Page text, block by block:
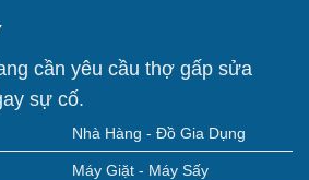
cần yêu cầu thợ gấp sửa
sự cố.
Nhà Hàng - Đồ Gia Dụng
Máy Giặt - Máy Sấy